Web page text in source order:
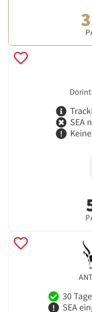
Dorint
SEA
30
SEA